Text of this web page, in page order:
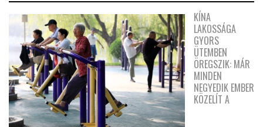
KÍNA
LAKOSSÁGA
GYORS
ÜTEMBEN
ÖREGSZIK: MÁR
MINDEN
NEGYEDIK EMBER
KÖZELÍT A